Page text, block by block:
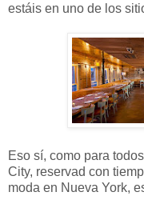
estáis en uno de los
Eso sí, como para
City, reservad con
moda en Nueva York,